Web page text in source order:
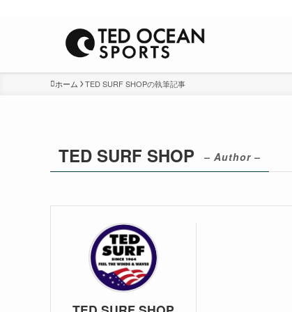
ホーム TED SURF SHOPの執筆記事
TED SURF SHOP – Author –